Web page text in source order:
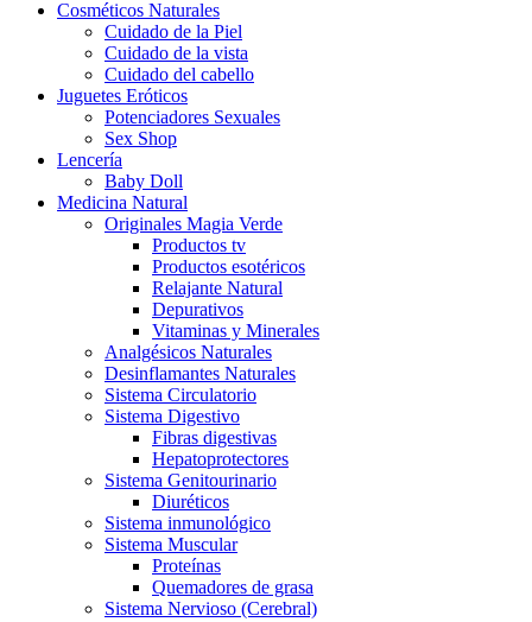
Cosméticos Naturales
Cuidado de la Piel
Cuidado de la vista
Cuidado del cabello
Juguetes Eróticos
Potenciadores Sexuales
Sex Shop
Lencería
Baby Doll
Medicina Natural
Originales Magia Verde
Productos tv
Productos esotéricos
Relajante Natural
Depurativos
Vitaminas y Minerales
Analgésicos Naturales
Desinflamantes Naturales
Sistema Circulatorio
Sistema Digestivo
Fibras digestivas
Hepatoprotectores
Sistema Genitourinario
Diuréticos
Sistema inmunológico
Sistema Muscular
Proteínas
Quemadores de grasa
Sistema Nervioso (Cerebral)